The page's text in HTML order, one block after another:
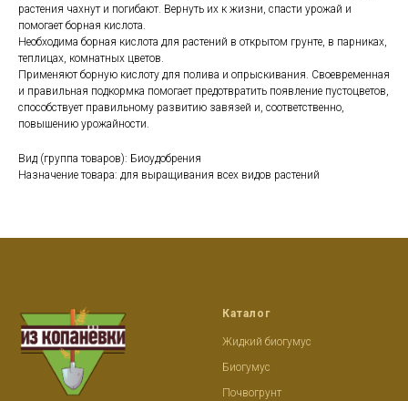
растения чахнут и погибают. Вернуть их к жизни, спасти урожай и
помогает борная кислота.
Необходима борная кислота для растений в открытом грунте, в парниках,
теплицах, комнатных цветов.
Применяют борную кислоту для полива и опрыскивания. Своевременная
и правильная подкормка помогает предотвратить появление пустоцветов,
способствует правильному развитию завязей и, соответственно,
повышению урожайности.
Вид (группа товаров): Биоудобрения
Назначение товара: для выращивания всех видов растений
Каталог
Жидкий биогумус
Биогумус
Почвогрунт